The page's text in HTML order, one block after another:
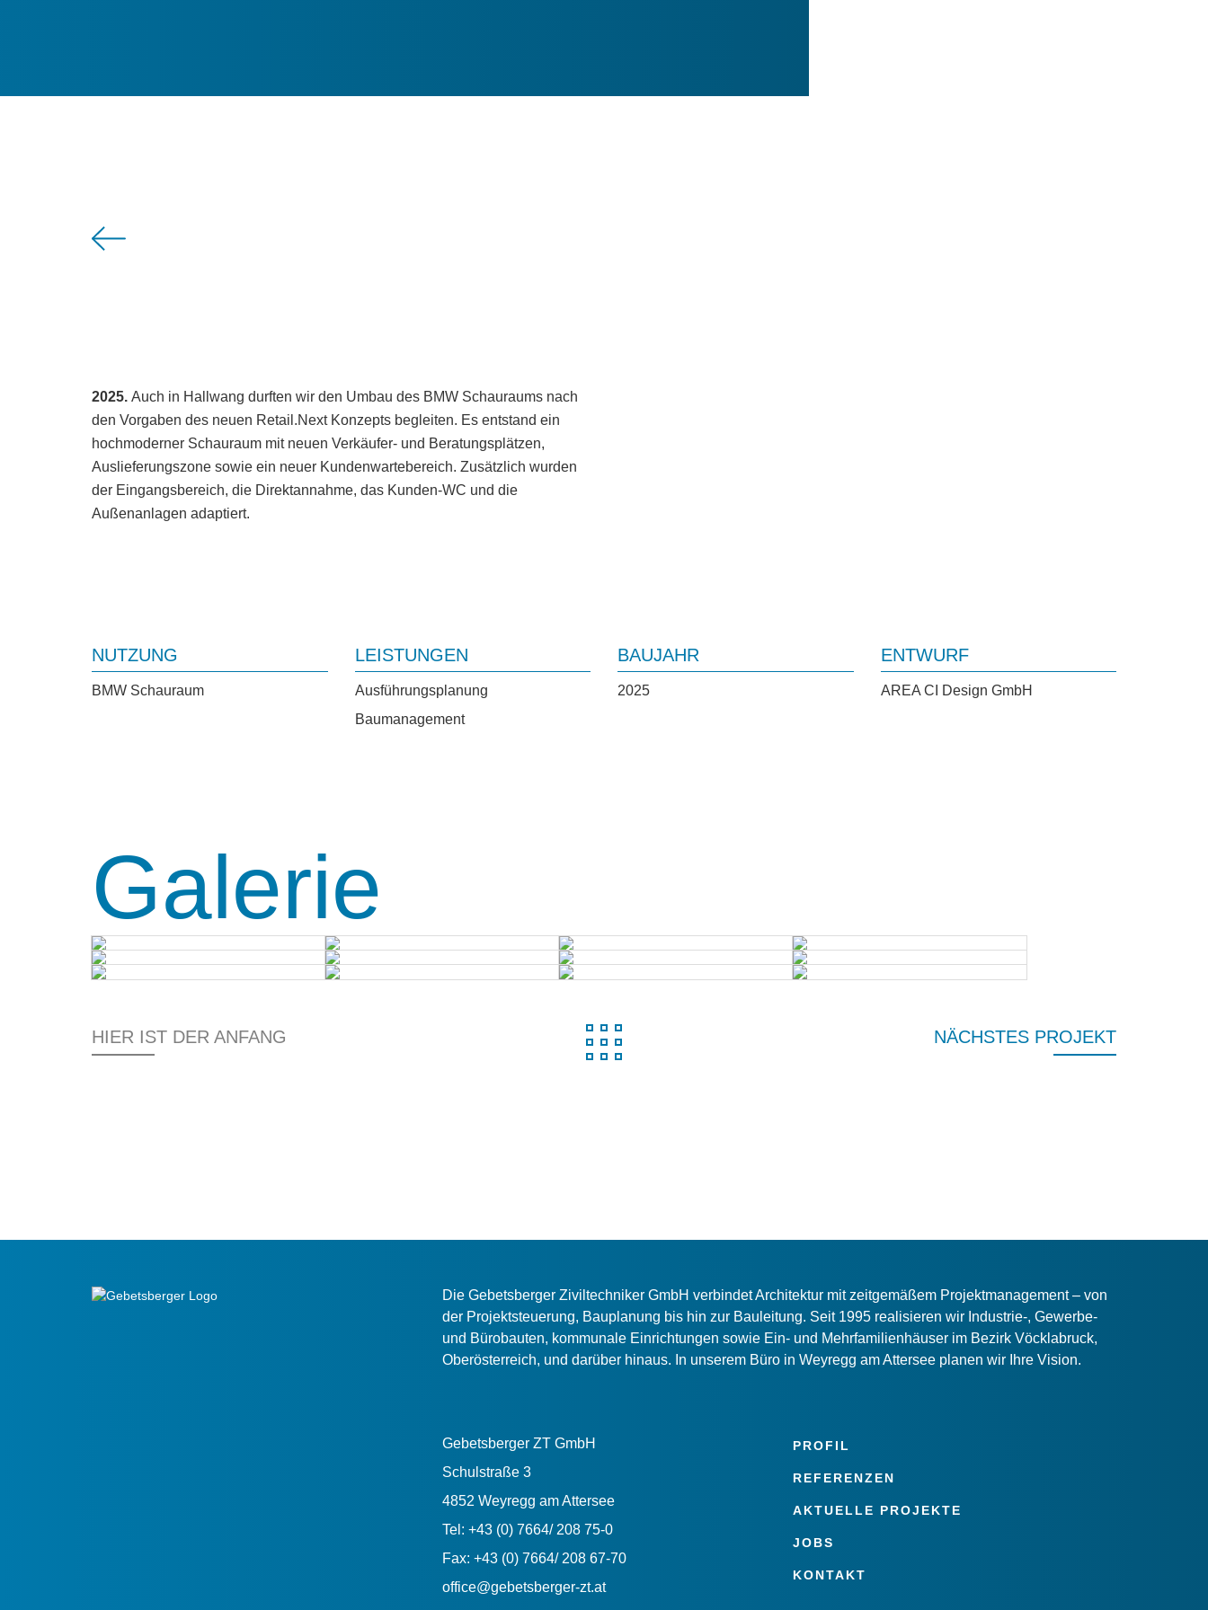
2025. Auch in Hallwang durften wir den Umbau des BMW Schauraums nach
den Vorgaben des neuen Retail.Next Konzepts begleiten. Es entstand ein
hochmoderner Schauraum mit neuen Verkäufer- und Beratungsplätzen,
Auslieferungszone sowie ein neuer Kundenwartebereich. Zusätzlich wurden
der Eingangsbereich, die Direktannahme, das Kunden-WC und die
Außenanlagen adaptiert.
NUTZUNG
BMW Schauraum
LEISTUNGEN
Ausführungsplanung
Baumanagement
BAUJAHR
2025
ENTWURF
AREA CI Design GmbH
Galerie
HIER IST DER ANFANG NÄCHSTES PROJEKT
Die Gebetsberger Ziviltechniker GmbH verbindet Architektur mit zeitgemäßem Projektmanagement – von
der Projektsteuerung, Bauplanung bis hin zur Bauleitung. Seit 1995 realisieren wir Industrie-, Gewerbe-
und Bürobauten, kommunale Einrichtungen sowie Ein- und Mehrfamilienhäuser im Bezirk Vöcklabruck,
Oberösterreich, und darüber hinaus. In unserem Büro in Weyregg am Attersee planen wir Ihre Vision.
Gebetsberger ZT GmbH
Schulstraße 3
4852 Weyregg am Attersee
Tel: +43 (0) 7664/ 208 75-0
Fax: +43 (0) 7664/ 208 67-70
office@gebetsberger-zt.at
PROFIL
REFERENZEN
AKTUELLE PROJEKTE
JOBS
KONTAKT